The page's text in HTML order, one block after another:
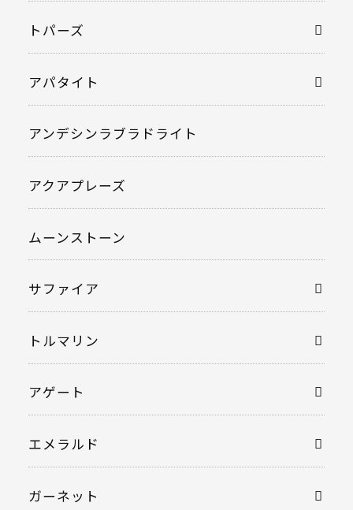
トパーズ
アパタイト
アンデシンラブラドライト
アクアプレーズ
ムーンストーン
サファイア
トルマリン
アゲート
エメラルド
ガーネット